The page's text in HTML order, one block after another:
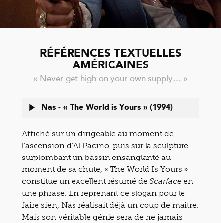
RÉFÉRENCES TEXTUELLES
AMÉRICAINES
« Never get high on your own supply… »
Nas - « The World is Yours » (1994)
Affiché sur un dirigeable au moment de
l’ascension d’Al Pacino, puis sur la sculpture
surplombant un bassin ensanglanté au
moment de sa chute, « The World Is Yours »
constitue un excellent résumé de Scarface en
une phrase. En reprenant ce slogan pour le
faire sien, Nas réalisait déjà un coup de maitre.
Mais son véritable génie sera de ne jamais